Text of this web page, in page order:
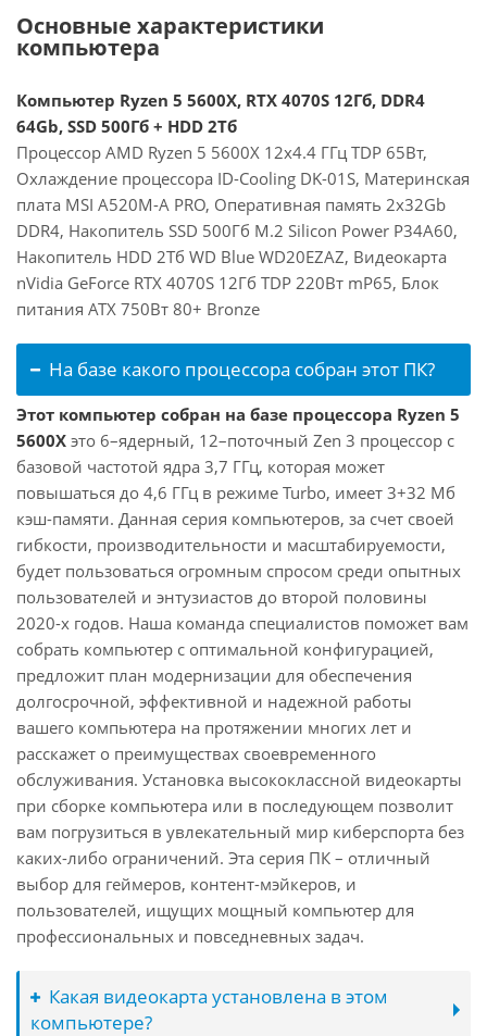
Основные характеристики
компьютера
Компьютер Ryzen 5 5600X, RTX 4070S 12Гб, DDR4
64Gb, SSD 500Гб + HDD 2Тб
Процессор AMD Ryzen 5 5600X 12x4.4 ГГц TDP 65Вт,
Охлаждение процессора ID-Cooling DK-01S, Материнская
плата MSI A520M-A PRO, Оперативная память 2x32Gb
DDR4, Накопитель SSD 500Гб M.2 Silicon Power P34A60,
Накопитель HDD 2Тб WD Blue WD20EZAZ, Видеокарта
nVidia GeForce RTX 4070S 12Гб TDP 220Вт mP65, Блок
питания ATX 750Вт 80+ Bronze
На базе какого процессора собран этот ПК?
Этот компьютер собран на базе процессора Ryzen 5
5600X это 6–ядерный, 12–поточный Zen 3 процессор с
базовой частотой ядра 3,7 ГГц, которая может
повышаться до 4,6 ГГц в режиме Turbo, имеет 3+32 Мб
кэш-памяти. Данная серия компьютеров, за счет своей
гибкости, производительности и масштабируемости,
будет пользоваться огромным спросом среди опытных
пользователей и энтузиастов до второй половины
2020-х годов. Наша команда специалистов поможет вам
собрать компьютер с оптимальной конфигурацией,
предложит план модернизации для обеспечения
долгосрочной, эффективной и надежной работы
вашего компьютера на протяжении многих лет и
расскажет о преимуществах своевременного
обслуживания. Установка высококлассной видеокарты
при сборке компьютера или в последующем позволит
вам погрузиться в увлекательный мир киберспорта без
каких-либо ограничений. Эта серия ПК – отличный
выбор для геймеров, контент-мэйкеров, и
пользователей, ищущих мощный компьютер для
профессиональных и повседневных задач.
Какая видеокарта установлена в этом
компьютере?